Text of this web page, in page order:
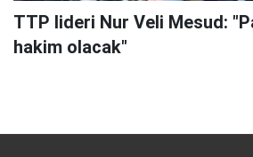
TTP lideri Nur Veli Mesud:
hakim olacak"